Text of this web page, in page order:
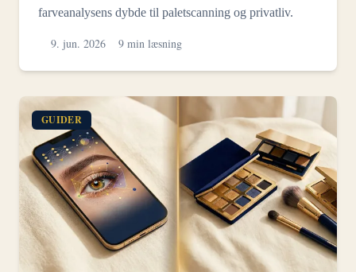
farveanalysens dybde til paletscanning og privatliv.
9. jun. 2026 9 min læsning
GUIDER